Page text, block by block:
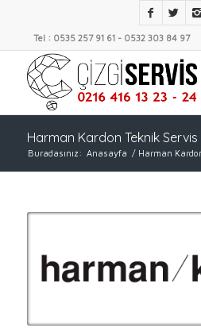
Tel : 0535 257 91 61 - 0532 303 84
Harman Kardon Teknik Servis
Buradasınız: Anasayfa / Harman